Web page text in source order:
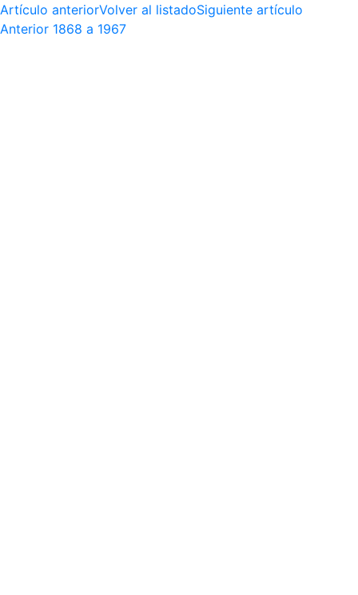
Artículo anteriorVolver al listadoSiguiente artículo
Anterior 1868 a 1967